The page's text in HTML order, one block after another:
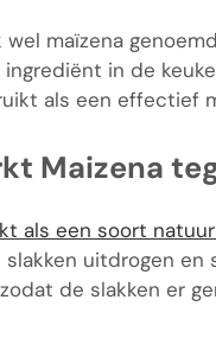
wel maïzena
in de
als een effectief
Maizena
als een soort
slakken uitdrogen
de slakken er